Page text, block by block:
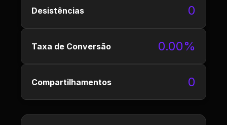
Desistências 0
Taxa de Conversão 0.00%
Compartilhamentos 0